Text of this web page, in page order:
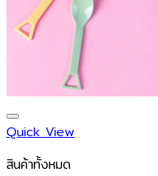
Quick View
สินค้าทั้งหมด